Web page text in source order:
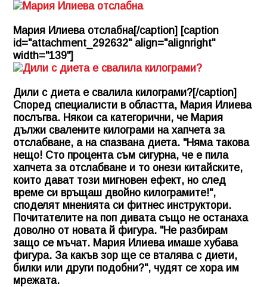
Мария Илиева отслабна[/caption] [caption
id="attachment_292632" align="alignright"
width="139"]
Дили с диета е свалила килограми?[/caption]
Според специалисти в областта, Мария Илиева
послъгва. Някои са категорични, че Мария
дължи свалените килограми на хапчета за
отслабване, а на спазвана диета. "Няма такова
нещо! Сто процента съм сигурна, че е пила
хапчета за отслабване и то онези китайските,
които дават този мигновен ефект, но след
време си връщаш двойно килограмите!",
споделят мненията си фитнес инструктори.
Почитателите на поп дивата също не останаха
доволно от новата й фигура. "Не разбирам
защо се мъчат. Мария Илиева имаше хубава
фигура. За какъв зор ще се вталява с диети,
билки или други подобни?", чудят се хора им
мрежата.